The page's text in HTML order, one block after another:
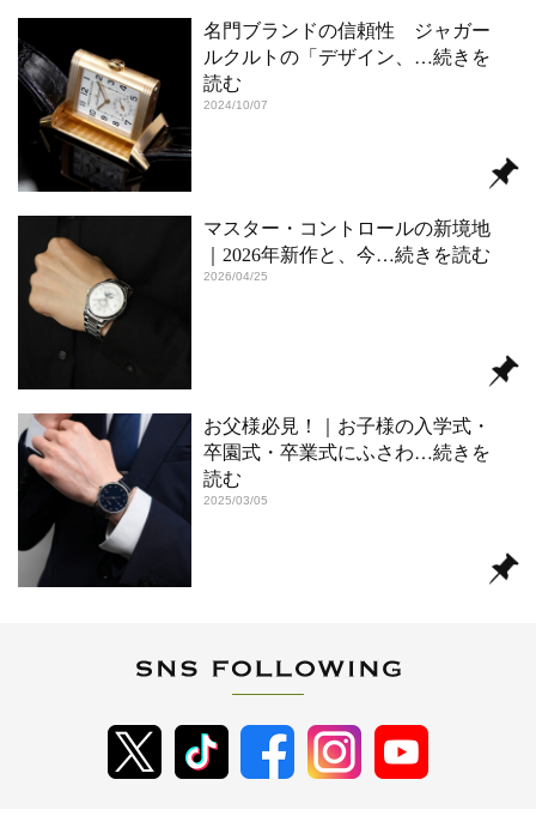
名門ブランドの信頼性 ジャガー
ルクルトの「デザイン、 …続きを
読む
2024/10/07
マスター・コントロールの新境地
｜2026年新作と、今…続きを読む
2026/04/25
お父様必見！｜お子様の入学式・
卒園式・卒業式にふさわ…続きを
読む
2025/03/05